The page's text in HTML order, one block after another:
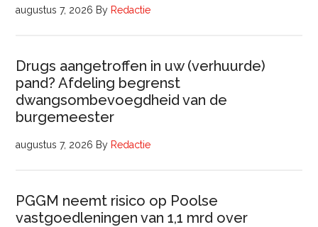
augustus 7, 2026 By Redactie
Drugs aangetroffen in uw (verhuurde)
pand? Afdeling begrenst
dwangsombevoegdheid van de
burgemeester
augustus 7, 2026 By Redactie
PGGM neemt risico op Poolse
vastgoedleningen van 1,1 mrd over